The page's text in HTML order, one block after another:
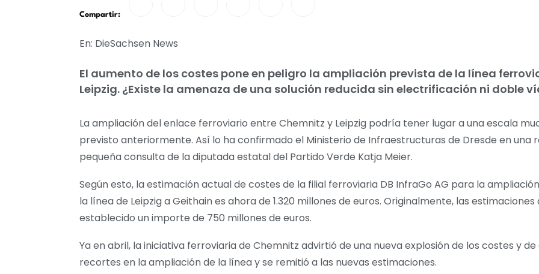
Compartir:
En: DieSachsen News
El aumento de los costes pone en peligro la ampliación prevista de la línea
Leipzig. ¿Existe la amenaza de una solución reducida sin electrificación ni doble
La ampliación del enlace ferroviario entre Chemnitz y Leipzig podría tener lugar a una escala
previsto anteriormente. Así lo ha confirmado el Ministerio de Infraestructuras de Dresde en una
pequeña consulta de la diputada estatal del Partido Verde Katja Meier.
Según esto, la estimación actual de costes de la filial ferroviaria DB InfraGo AG para la
la línea de Leipzig a Geithain es ahora de 1.320 millones de euros. Originalmente, las
establecido un importe de 750 millones de euros.
Ya en abril, la iniciativa ferroviaria de Chemnitz advirtió de una nueva explosión de los costes y
recortes en la ampliación de la línea y se remitió a las nuevas estimaciones.